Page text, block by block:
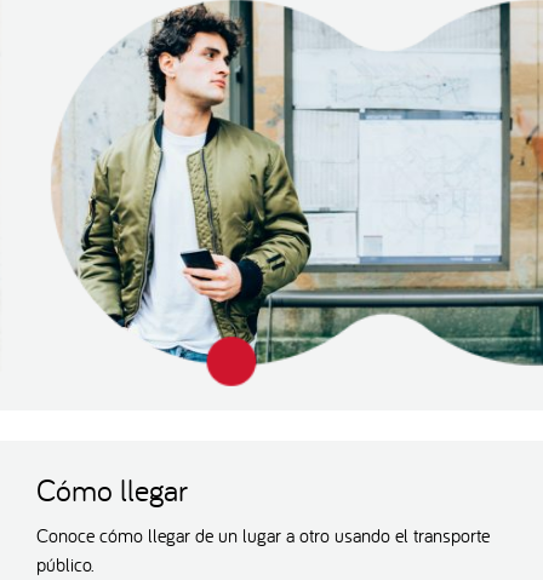
Cómo llegar
Conoce cómo llegar de un lugar a otro usando el transporte
público.